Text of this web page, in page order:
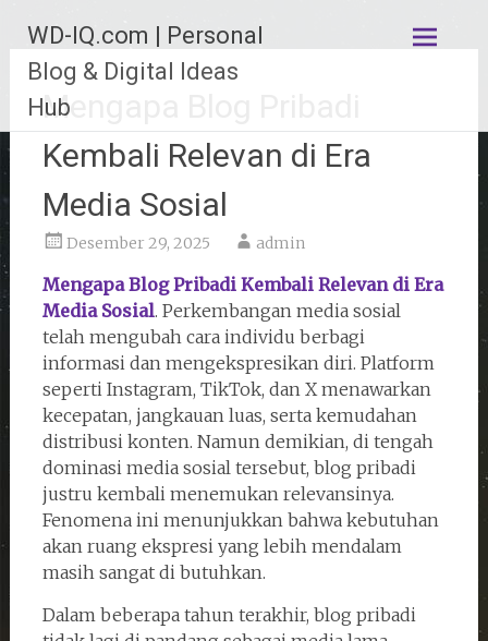
konten
WD-IQ.com | Personal
Blog & Digital Ideas
Hub
Mengapa Blog Pribadi
Kembali Relevan di Era
Media Sosial
Desember 29, 2025 admin
Mengapa Blog Pribadi Kembali Relevan di Era
Media Sosial. Perkembangan media sosial
telah mengubah cara individu berbagi
informasi dan mengekspresikan diri. Platform
seperti Instagram, TikTok, dan X menawarkan
kecepatan, jangkauan luas, serta kemudahan
distribusi konten. Namun demikian, di tengah
dominasi media sosial tersebut, blog pribadi
justru kembali menemukan relevansinya.
Fenomena ini menunjukkan bahwa kebutuhan
akan ruang ekspresi yang lebih mendalam
masih sangat di butuhkan.
Dalam beberapa tahun terakhir, blog pribadi